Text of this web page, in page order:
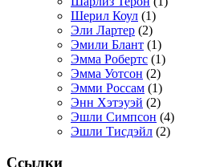
Шерил Коул (1)
Эли Лартер (2)
Эмили Блант (1)
Эмма Робертс (1)
Эмма Уотсон (2)
Эмми Россам (1)
Энн Хэтэуэй (2)
Эшли Симпсон (4)
Эшли Тисдэйл (2)
Ссылки